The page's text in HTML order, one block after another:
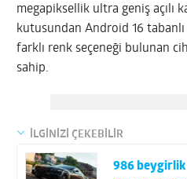
megapiksellik ultra geniş açılı
kutusundan Android 16 tabanlı
farklı renk seçeneği bulunan
sahip.
İLGİNİZİ ÇEKEBİLİR
986 beygirlik